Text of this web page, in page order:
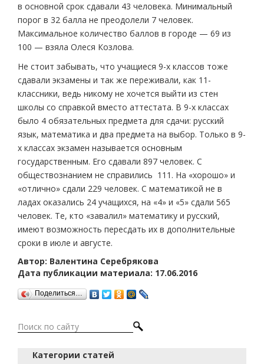
в основной срок сдавали 43 человека. Минимальный
порог в 32 балла не преодолели 7 человек.
Максимальное количество баллов в городе — 69 из
100 — взяла Олеся Козлова.
Не стоит забывать, что учащиеся 9-х классов тоже
сдавали экзамены и так же переживали, как 11-
классники, ведь никому не хочется выйти из стен
школы со справкой вместо аттестата. В 9-х классах
было 4 обязательных предмета для сдачи: русский
язык, математика и два предмета на выбор. Только в 9-
х классах экзамен называется основным
государственным. Его сдавали 897 человек. С
обществознанием не справились 111. На «хорошо» и
«отлично» сдали 229 человек. С математикой не в
ладах оказались 24 учащихся, на «4» и «5» сдали 565
человек. Те, кто «завалил» математику и русский,
имеют возможность пересдать их в дополнительные
сроки в июле и августе.
Автор: Валентина Серебрякова
Дата публикации материала: 17.06.2016
Поделиться…
Категории статей